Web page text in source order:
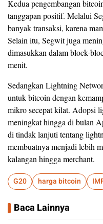
Kedua pengembangan
tanggapan positif. Melalui
banyak transaksi, karena
Selain itu, Segwit juga
dimasukkan dalam block-
menit.
Sedangkan Lightning
untuk bitcoin dengan
mikro secepat kilat. Adopsi
meningkat hingga di bulan
di tindak lanjuti tentang
membuatnya menjadi lebih
kalangan hingga merchant.
G20 harga bitcoin
Baca Lainnya